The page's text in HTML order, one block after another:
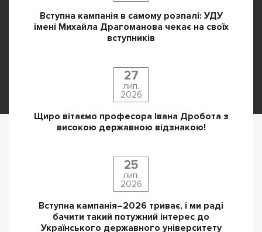
Вступна кампанія в самому розпалі: УДУ
імені Михайла Драгоманова чекає на своїх
вступників
27
лип.
2026
Щиро вітаємо професора Івана Дробота з
високою державною відзнакою!
25
лип.
2026
Вступна кампанія–2026 триває, і ми раді
бачити такий потужний інтерес до
Українського державного університету